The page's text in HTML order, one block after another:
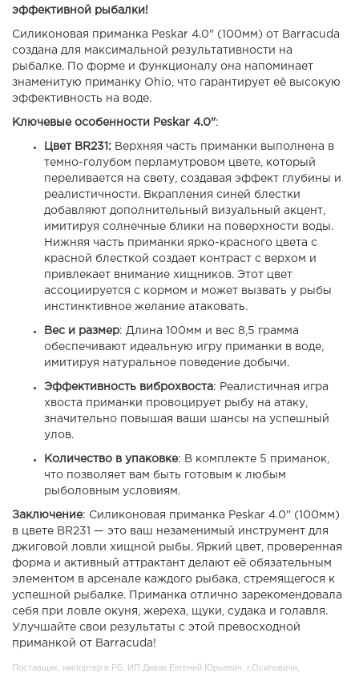
эффективной рыбалки!
Силиконовая приманка Peskar 4.0" (100мм) от Barracuda
создана для максимальной результативности на
рыбалке. По форме и функционалу она напоминает
знаменитую приманку Ohio, что гарантирует её высокую
эффективность на воде.
Ключевые особенности Peskar 4.0":
Цвет BR231: Верхняя часть приманки выполнена в
темно-голубом перламутровом цвете, который
переливается на свету, создавая эффект глубины и
реалистичности. Вкрапления синей блестки
добавляют дополнительный визуальный акцент,
имитируя солнечные блики на поверхности воды.
Нижняя часть приманки ярко-красного цвета с
красной блесткой создает контраст с верхом и
привлекает внимание хищников. Этот цвет
ассоциируется с кормом и может вызвать у рыбы
инстинктивное желание атаковать.
Вес и размер: Длина 100мм и вес 8,5 грамма
обеспечивают идеальную игру приманки в воде,
имитируя натуральное поведение добычи.
Эффективность виброхвоста: Реалистичная игра
хвоста приманки провоцирует рыбу на атаку,
значительно повышая ваши шансы на успешный
улов.
Количество в упаковке: В комплекте 5 приманок,
что позволяет вам быть готовым к любым
рыболовным условиям.
Заключение: Силиконовая приманка Peskar 4.0" (100мм)
в цвете BR231 — это ваш незаменимый инструмент для
джиговой ловли хищной рыбы. Яркий цвет, проверенная
форма и активный аттрактант делают её обязательным
элементом в арсенале каждого рыбака, стремящегося к
успешной рыбалке. Приманка отлично зарекомендовала
себя при ловле окуня, жереха, щуки, судака и голавля.
Улучшайте свои результаты с этой превосходной
приманкой от Barracuda!
Поставщик, импортер в РБ: ИП Дивак Евгений Юрьевич, г.Осиповичи,